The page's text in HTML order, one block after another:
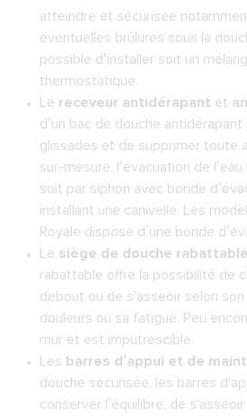
atteindre et sécurisée
éventuelles brûlures sous la
possible d’installer soit un
thermostatique.
Le receveur antidérapant et
d’un bac de douche
glissades et de supprimer toute
sur-mesure, l’évacuation de
soit par siphon avec bonde
installant une canivelle. Les
Royale dispose d’une bonde
Le siège de douche rabattable
rabattable offre la possibilité de
debout ou de s'asseoir selon
douleurs ou sa fatigue. Peu
mur et est imputrescible.
Les barres d’appui et de
douche sécurisée, les barres
conserver l’équilibre, de